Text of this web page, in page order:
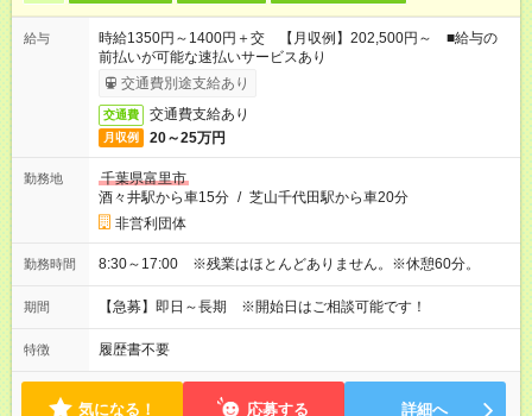
給与
時給1350円～1400円＋交 【月収例】202,500円～ ■給与の
前払いが可能な速払いサービスあり
交通費別途支給あり
交通費 交通費支給あり
月収例 20～25万円
勤務地
千葉県富里市
酒々井駅から車15分 / 芝山千代田駅から車20分
非営利団体
勤務時間 8:30～17:00 ※残業はほとんどありません。※休憩60分。
期間 【急募】即日～長期 ※開始日はご相談可能です！
特徴 履歴書不要
気になる！ 応募する 詳細へ